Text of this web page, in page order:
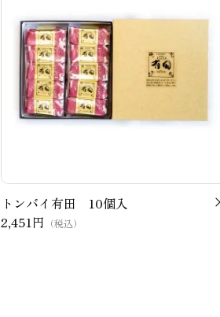
トンバイ有田 10個入
2,451円 （税込）